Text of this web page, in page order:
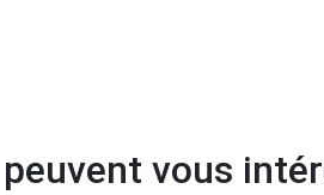
vous